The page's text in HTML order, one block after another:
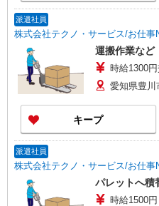
派遣社員
株式会社テクノ・サービス/お仕事
運搬作業など
時給1300
愛知県豊川
キープ
派遣社員
株式会社テクノ・サービス/お仕事
パレットへ積
時給1500